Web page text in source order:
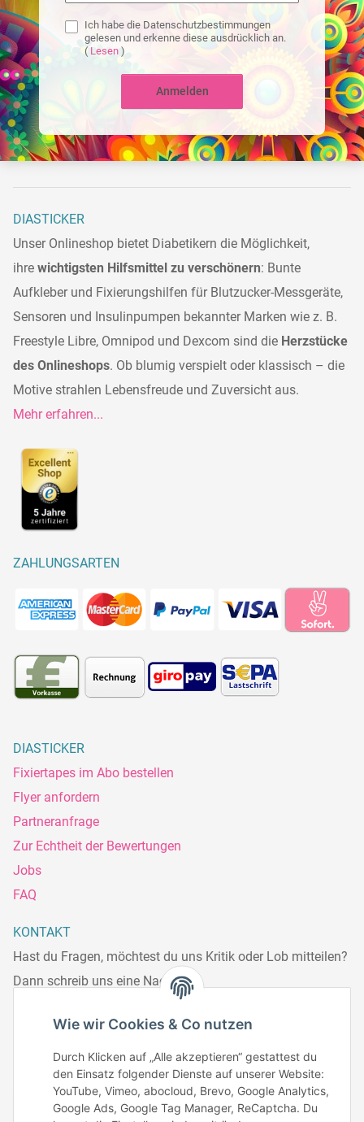
Wie wir Cookies & Co nutzen
Durch Klicken auf „Alle akzeptieren“ gestattest du
den Einsatz folgender Dienste auf unserer Website:
YouTube, Vimeo, abocloud, Brevo, Google Analytics,
Google Ads, Google Tag Manager, ReCaptcha. Du
Ich habe die Datenschutzbestimmungen
gelesen und erkenne diese ausdrücklich an.
( Lesen )
Anmelden
DIASTICKER
Unser Onlineshop bietet Diabetikern die Möglichkeit,
ihre wichtigsten Hilfsmittel zu verschönern: Bunte
Aufkleber und Fixierungshilfen für Blutzucker-Messgeräte,
Sensoren und Insulinpumpen bekannter Marken wie z. B.
Freestyle Libre, Omnipod und Dexcom sind die Herzstücke
des Onlineshops. Ob blumig verspielt oder klassisch – die
Motive strahlen Lebensfreude und Zuversicht aus.
Mehr erfahren...
ZAHLUNGSARTEN
DIASTICKER
Fixiertapes im Abo bestellen
Flyer anfordern
Partneranfrage
Zur Echtheit der Bewertungen
Jobs
FAQ
KONTAKT
Hast du Fragen, möchtest du uns Kritik oder Lob mitteilen?
Dann schreib uns eine Nachricht.
Telefonisch erreichst du uns:
Telefonnr.: 0951/70045771
Zum Kontakt